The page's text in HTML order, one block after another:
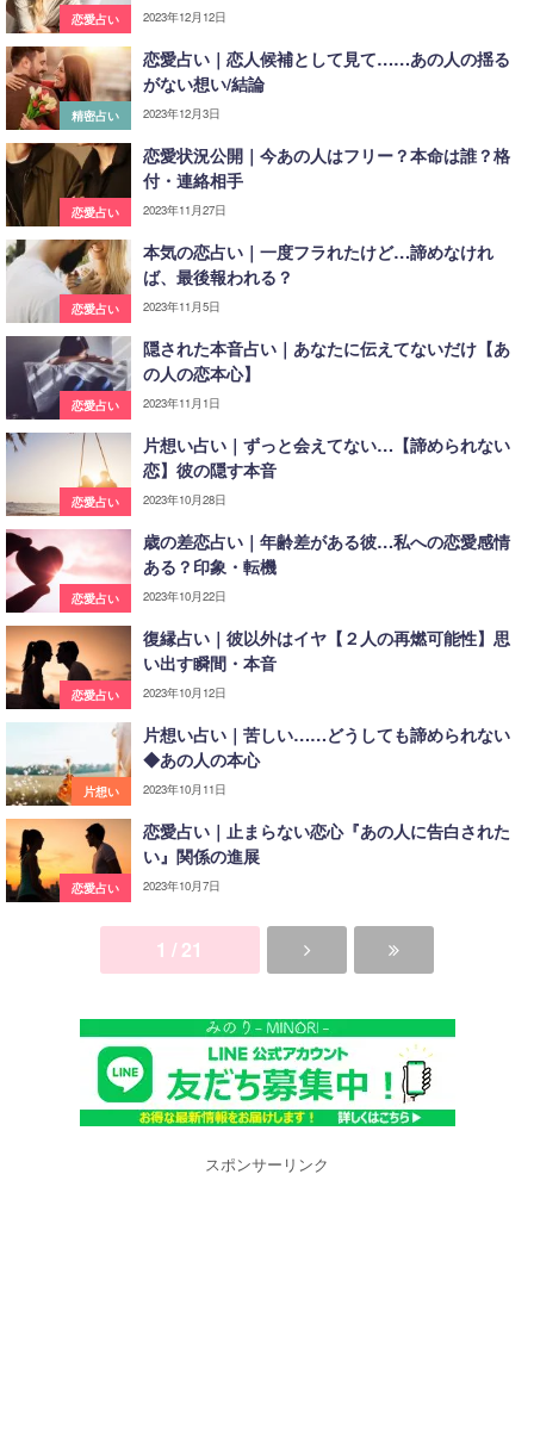
恋愛占い 2023年12月12日
精密占い
恋愛占い｜恋人候補として見て……あの人の揺る
がない想い/結論
2023年12月3日
恋愛占い
恋愛状況公開｜今あの人はフリー？本命は誰？格
付・連絡相手
2023年11月27日
恋愛占い
本気の恋占い｜一度フラれたけど…諦めなけれ
ば、最後報われる？
2023年11月5日
恋愛占い
隠された本音占い｜あなたに伝えてないだけ【あ
の人の恋本心】
2023年11月1日
恋愛占い
片想い占い｜ずっと会えてない…【諦められない
恋】彼の隠す本音
2023年10月28日
恋愛占い
歳の差恋占い｜年齢差がある彼…私への恋愛感情
ある？印象・転機
2023年10月22日
恋愛占い
復縁占い｜彼以外はイヤ【２人の再燃可能性】思
い出す瞬間・本音
2023年10月12日
片想い
片想い占い｜苦しい……どうしても諦められない
◆あの人の本心
2023年10月11日
恋愛占い
恋愛占い｜止まらない恋心『あの人に告白された
い』関係の進展
2023年10月7日
1 / 21
スポンサーリンク